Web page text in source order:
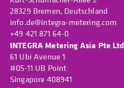
28329 Bremen, Deutschland
info.de@integra-metering.com
+49 421 871 64-0
INTEGRA Metering Asia Pte Ltd
61 Ubi Avenue 1
#05-11 UB Point
Singapore 408941